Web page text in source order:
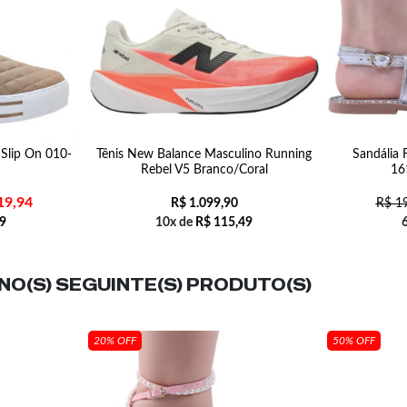
On 010-
Tênis New Balance Masculino Running
Rebel V5 Branco/Coral
R$1.099,90
10x de R$ 115,49
Sandália
R$
SEGUINTE(S) PRODUTO(S)
20% OFF 50% OFF